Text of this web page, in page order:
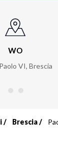
WO
VI, Brescia
Brescia